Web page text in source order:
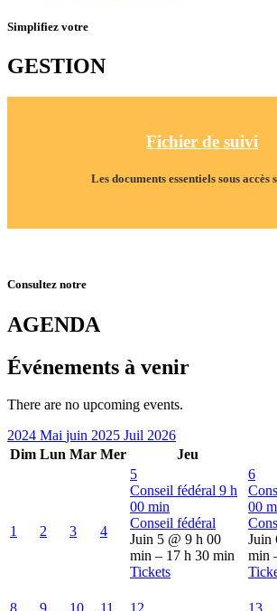
Simplifiez votre
GESTION
Fichier de suivi
Les documents essentiels sous accès
Consultez notre
AGENDA
Événements à venir
There are no upcoming events.
2024 Mai juin 2025 Juil 2026
Dim Lun Mar Mer Jeu
1 2 3 4
5
Conseil fédéral 9 h
00 min
Conseil fédéral
Juin 5 @ 9 h 00
min – 17 h 30 min
Tickets
6
00
Juin
min